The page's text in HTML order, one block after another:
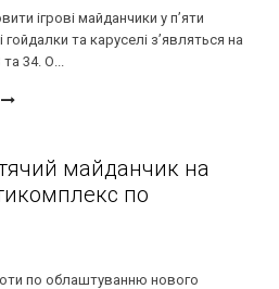
ігрові майданчики у п’яти
та каруселі з’являться на
34. О...
майданчик на
по
по облаштуванню нового